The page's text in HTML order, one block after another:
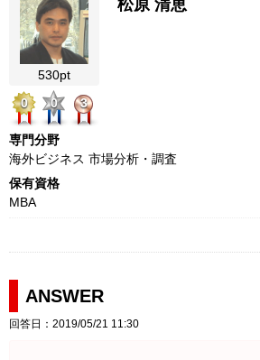
530pt
0
0 3
松原 清恵
専門分野
海外ビジネス 市場分析・調査
保有資格
MBA
ANSWER
回答日：2019/05/21 11:30